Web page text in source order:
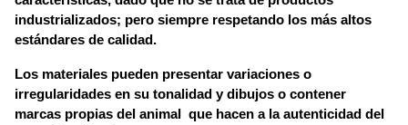
industrializados; pero siempre respetando los más altos
estándares de calidad.
Los materiales pueden presentar variaciones o
irregularidades en su tonalidad y dibujos o contener
marcas propias del animal  que hacen a la autenticidad del